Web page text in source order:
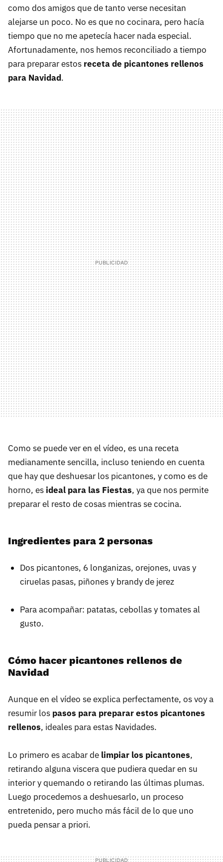
como dos amigos que de tanto verse necesitan
alejarse un poco. No es que no cocinara, pero hacía
tiempo que no me apetecía hacer nada especial.
Afortunadamente, nos hemos reconciliado a tiempo
para preparar estos receta de picantones rellenos
para Navidad.
Como se puede ver en el vídeo, es una receta
medianamente sencilla, incluso teniendo en cuenta
que hay que deshuesar los picantones, y como es de
horno, es ideal para las Fiestas, ya que nos permite
preparar el resto de cosas mientras se cocina.
Ingredientes para 2 personas
Dos picantones, 6 longanizas, orejones, uvas y
ciruelas pasas, piñones y brandy de jerez
Para acompañar: patatas, cebollas y tomates al
gusto.
Cómo hacer picantones rellenos de
Navidad
Aunque en el vídeo se explica perfectamente, os voy a
resumir los pasos para preparar estos picantones
rellenos, ideales para estas Navidades.
Lo primero es acabar de limpiar los picantones,
retirando alguna viscera que pudiera quedar en su
interior y quemando o retirando las últimas plumas.
Luego procedemos a deshuesarlo, un proceso
entretenido, pero mucho más fácil de lo que uno
pueda pensar a priori.